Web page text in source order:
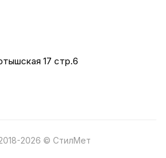
17 стр.6
2026 © СтилМет